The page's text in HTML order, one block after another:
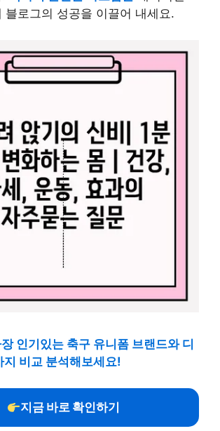
블로그의 성공을 이끌어 내세요.
인기있는 축구 유니폼 브랜드와 디
지 비교 분석해보세요!
지금 바로 확인하기